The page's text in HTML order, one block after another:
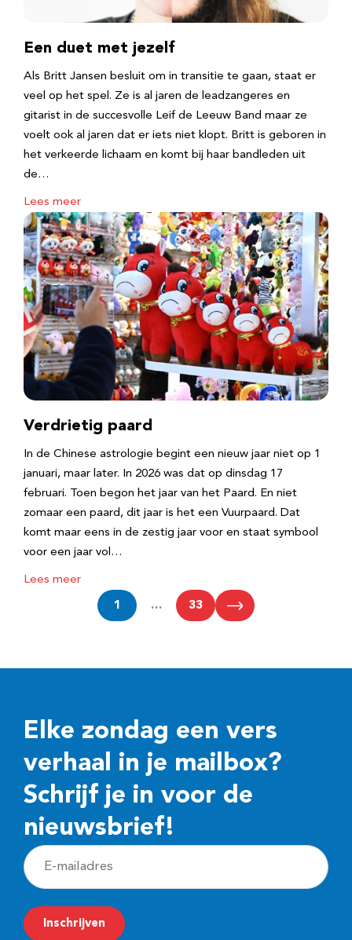
Een duet met jezelf
Als Britt Jansen besluit om in transitie te gaan, staat er
veel op het spel. Ze is al jaren de leadzangeres en
gitarist in de succesvolle Leif de Leeuw Band maar ze
voelt ook al jaren dat er iets niet klopt. Britt is geboren in
het verkeerde lichaam en komt bij haar bandleden uit
de…
Lees meer
Verdrietig paard
In de Chinese astrologie begint een nieuw jaar niet op 1
januari, maar later. In 2026 was dat op dinsdag 17
februari. Toen begon het jaar van het Paard. En niet
zomaar een paard, dit jaar is het een Vuurpaard. Dat
komt maar eens in de zestig jaar voor en staat symbool
voor een jaar vol…
Lees meer
1 … 33
Elke zondag een vers
verhaal in je mailbox?
Schrijf je in voor de
nieuwsbrief!
E
-
m
a
Inschrijven